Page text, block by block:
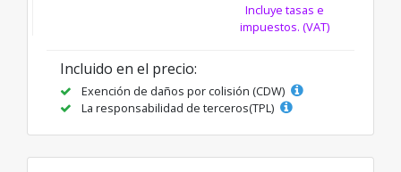
Incluye tasas e
impuestos. (VAT)
Incluido en el precio:
Exención de daños por colisión (CDW)
La responsabilidad de terceros(TPL)